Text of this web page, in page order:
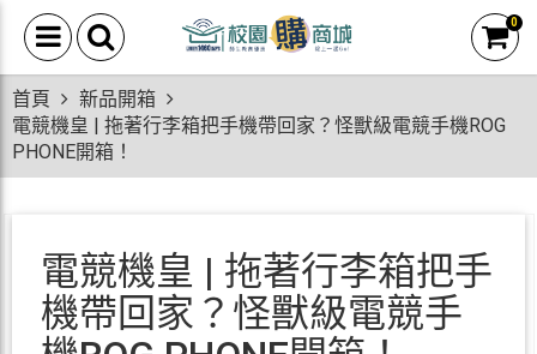
0
首頁
新品開箱
電競機皇 | 拖著行李箱把手機帶回家？怪獸級電競手機ROG
PHONE開箱！
電競機皇 | 拖著行李箱把手
機帶回家？怪獸級電競手